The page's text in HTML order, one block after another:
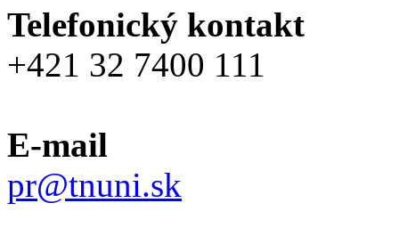
Telefonický kontakt
+421 32 7400 111
E-mail
pr@tnuni.sk